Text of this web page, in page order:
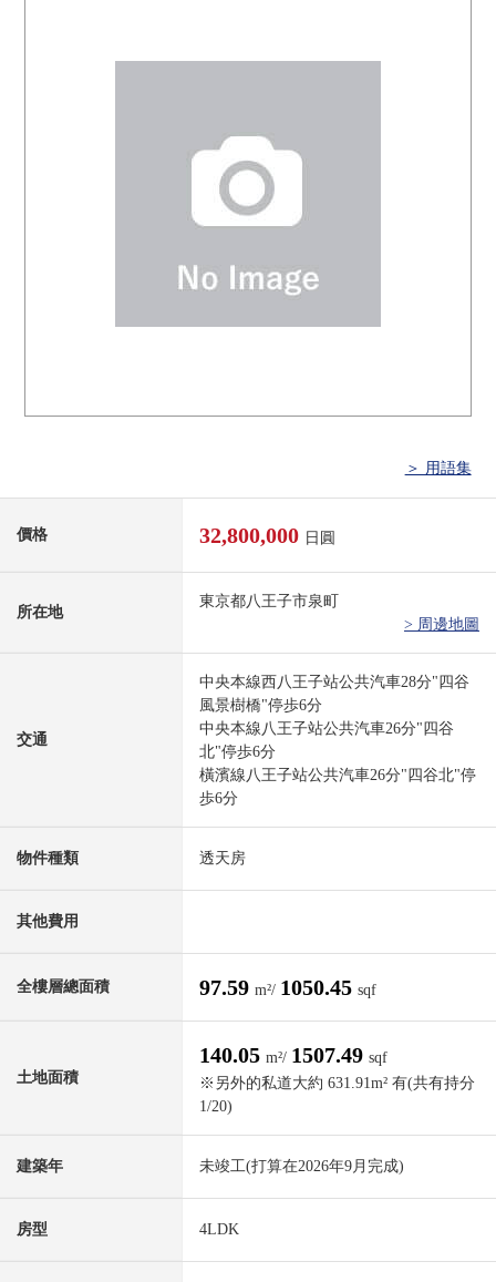
＞ 用語集
價格 32,800,000 日圓
所在地
東京都八王子市泉町
> 周邊地圖
交通
中央本線西八王子站公共汽車28分"四谷
風景樹橋"停歩6分
中央本線八王子站公共汽車26分"四谷
北"停歩6分
橫濱線八王子站公共汽車26分"四谷北"停
歩6分
物件種類 透天房
其他費用
全樓層總面積 97.59 m²/ 1050.45 sqf
土地面積
140.05 m²/ 1507.49 sqf
※另外的私道大約 631.91m² 有(共有持分
1/20)
建築年 未竣工(打算在2026年9月完成)
房型 4LDK